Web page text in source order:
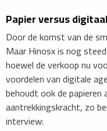
Papier versus digitaal
Door de komst van de
Maar Hinosx is nog
hoewel de verkoop nu
voordelen van digitale
behoudt ook de papieren
aantrekkingskracht, zo
interview: